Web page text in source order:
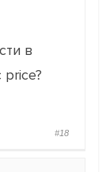
в
#18